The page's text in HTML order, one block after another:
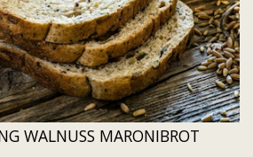
WALNUSS MARONIBROT